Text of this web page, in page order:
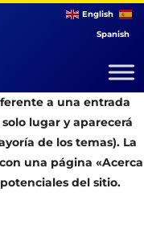
English
Spanish
a una entrada
lugar y aparecerá
de los temas). La
una página «Acerca
del sitio.